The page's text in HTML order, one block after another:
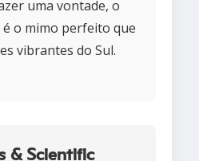
uma vontade, o
o mimo perfeito que
vibrantes do Sul.
& Scientific